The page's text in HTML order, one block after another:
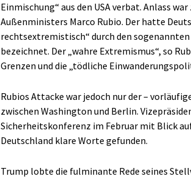
Einmischung“ aus den USA verbat. Anlass
Außenministers Marco Rubio. Der hatte
rechtsextremistisch“ durch den
bezeichnet. Der „wahre Extremismus“, so
Grenzen und die „tödliche
Rubios Attacke war jedoch nur der –
zwischen Washington und Berlin.
Sicherheitskonferenz im Februar mit Blick
Deutschland klare Worte gefunden.
Trump lobte die fulminante Rede seines